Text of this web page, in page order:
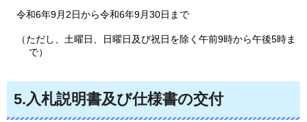
令和6年9月2日から令和6年9月30日まで
（ただし、土曜日、日曜日及び祝日を除く午前9時から午後5時ま
で）
5.入札説明書及び仕様書の交付